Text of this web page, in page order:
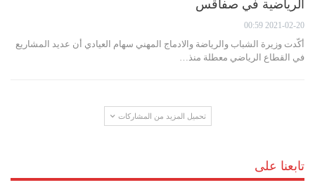
الرياضية في صفاقس
2021-02-20 00:59
أكّدت وزيرة الشباب والرياضة والادماج المهني سهام العيادي أن عديد المشاريع
في القطاع الرياضي معطلة منذ…
تحميل المزيد من المشاركات
تابعنا على